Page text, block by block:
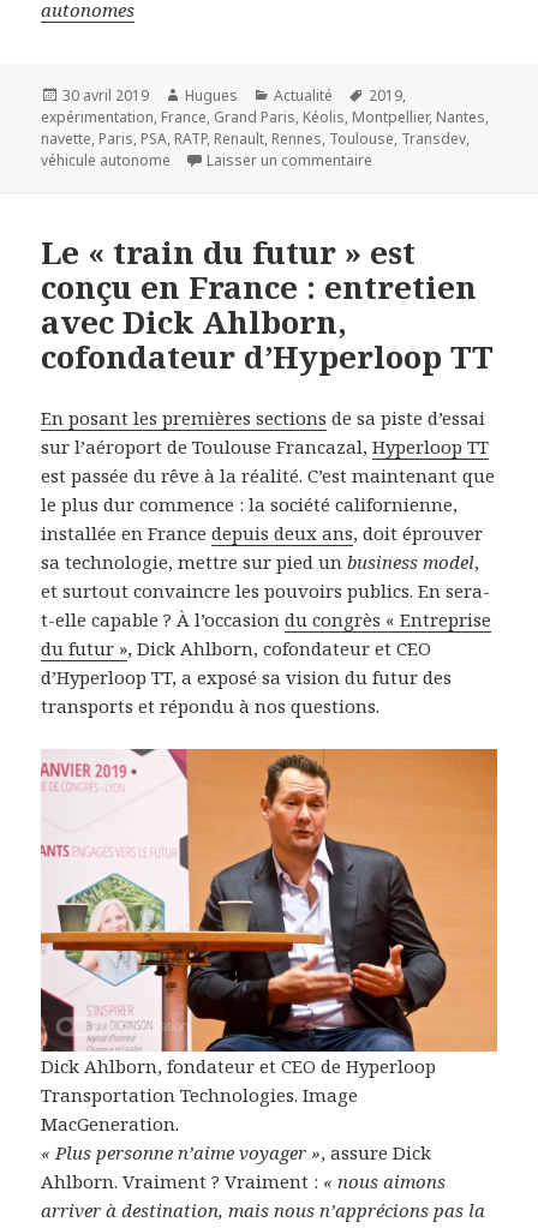
autonomes
Publié
le
30 avril 2019 Auteur
Hugues Catégories
Actualité
Mots-
clés
2019,
expérimentation, France, Grand Paris, Kéolis, Montpellier, Nantes,
navette, Paris, PSA, RATP, Renault, Rennes, Toulouse, Transdev,
véhicule autonome
Laisser un commentaire
Le « train du futur » est
conçu en France : entretien
avec Dick Ahlborn,
cofondateur d’Hyperloop TT
En posant les premières sections de sa piste d’essai
sur l’aéroport de Toulouse Francazal,Hyperloop TT
est passée du rêve à la réalité. C’est maintenant que
le plus dur commence : la société californienne,
installée en Francedepuis deux ans, doit éprouver
sa technologie, mettre sur pied unbusiness model,
et surtout convaincre les pouvoirs publics. En sera-
t-elle capable ? À l’occasiondu congrès « Entreprise
du futur », Dick Ahlborn, cofondateur et CEO
d’Hyperloop TT, a exposé sa vision du futur des
transports et répondu à nos questions.
Dick Ahlborn, fondateur et CEO de Hyperloop
Transportation Technologies. Image
MacGeneration.
« Plus personne n’aime voyager », assure Dick
Ahlborn. Vraiment ? Vraiment : « nous aimons
arriver à destination, mais nous n’apprécions pas la